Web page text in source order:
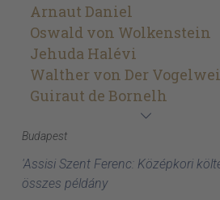
Arnaut Daniel
Oswald von Wolkenstein
Jehuda Halévi
Walther von Der
Guiraut de Bornelh
Budapest
'Assisi Szent Ferenc: Középkori
összes példány